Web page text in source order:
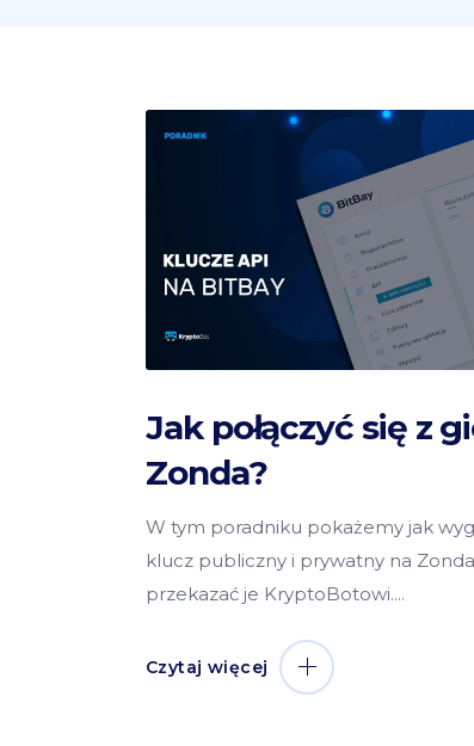
Jak połączyć się z
Zonda?
W tym poradniku pokażemy jak
klucz publiczny i prywatny na
przekazać je KryptoBotowi.
Czytaj więcej